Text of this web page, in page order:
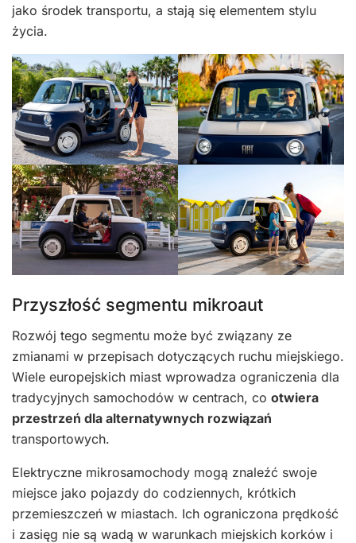
jako środek transportu, a stają się elementem stylu
życia.
Przyszłość segmentu mikroaut
Rozwój tego segmentu może być związany ze
zmianami w przepisach dotyczących ruchu miejskiego.
Wiele europejskich miast wprowadza ograniczenia dla
tradycyjnych samochodów w centrach, co otwiera
przestrzeń dla alternatywnych rozwiązań
transportowych.
Elektryczne mikrosamochody mogą znaleźć swoje
miejsce jako pojazdy do codziennych, krótkich
przemieszczeń w miastach. Ich ograniczona prędkość
i zasięg nie są wadą w warunkach miejskich korków i